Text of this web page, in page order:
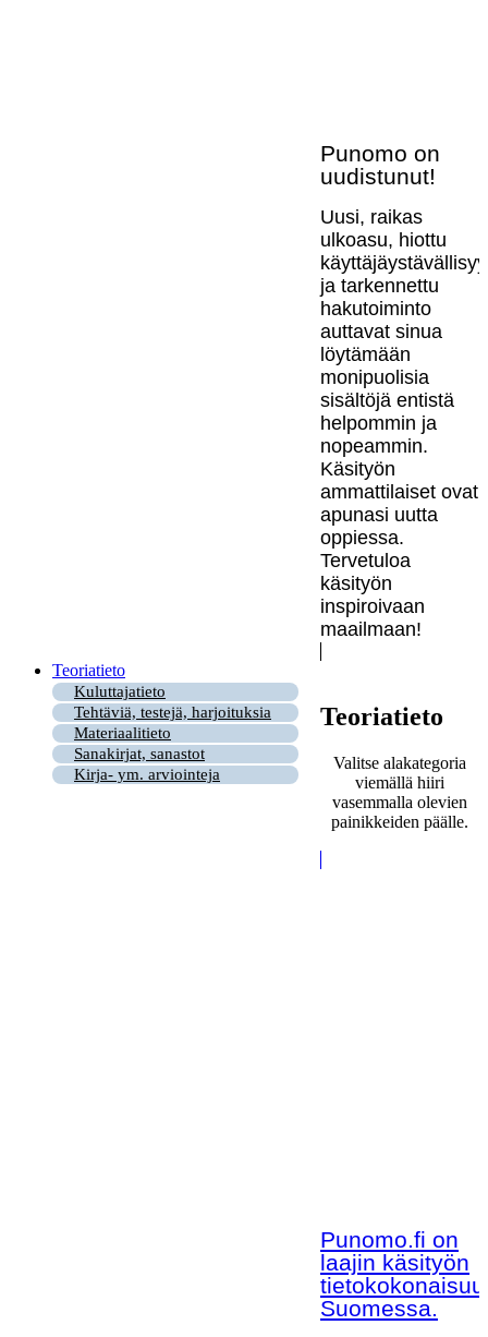
Punomo on
uudistunut!
Uusi, raikas
ulkoasu, hiottu
ja tarkennettu
hakutoiminto
auttavat sinua
löytämään
monipuolisia
sisältöjä entistä
helpommin ja
nopeammin.
Käsityön
ammattilaiset ovat
apunasi uutta
oppiessa.
Tervetuloa
käsityön
inspiroivaan
maailmaan!
Teoriatieto
Kuluttajatieto
Tehtäviä, testejä, harjoituksia
Materiaalitieto
Sanakirjat, sanastot
Kirja- ym. arviointeja
Teoriatieto
Valitse alakategoria
viemällä hiiri
vasemmalla olevien
painikkeiden päälle.
Punomo.fi on
laajin käsityön
Suomessa.